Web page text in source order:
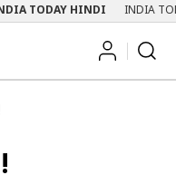
TODAY HINDI INDIA